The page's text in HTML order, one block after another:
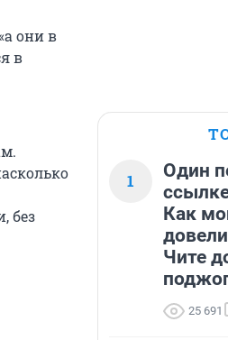
они в
в
без
1
Один
Как
Чите
25 691